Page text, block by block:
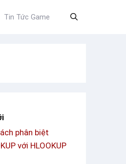
Tin Tức Game
phân biệt
với HLOOKUP